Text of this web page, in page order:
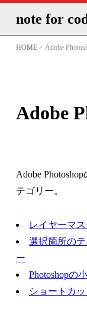
note for
HOME> Adobe
Adobe
Adobe
テゴリー。
レイヤーマ
選択箇所の
ー
Photoshopの
ショートカ